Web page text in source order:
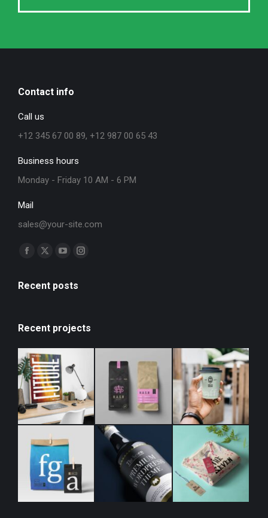
Contact info
Call us
+12 345 67 00 89, +12 987 00 65 43
Business hours
Monday - Friday 10 AM - 6 PM
Mail
sales@your-site.com
Find us on:
Recent posts
Recent projects